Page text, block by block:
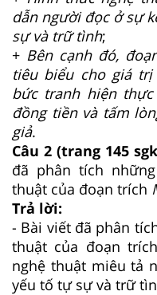
dẫn người đọc ở sự
sự và trữ tình;
+ Bên cạnh đó,
tiêu biểu cho giá trị
bức tranh hiện
đồng tiền và tấm
giả.
Câu 2 (trang 145
đã phân tích
thuật của đoạn trích
Trả lời:
- Bài viết đã phân
thuật của đoạn trích
nghệ thuật miêu tả
yếu tố tự sự và trữ